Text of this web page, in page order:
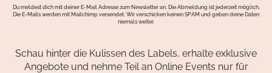
Du meldest dich mit deiner E-Mail Adresse zum Newsletter an. Die Abmeldung ist jederzeit möglich.
Die E-Mails werden mit Mailchimp versendet. Wir verschicken keinen SPAM und geben deine Daten
niemals weiter.
Schau hinter die Kulissen des Labels, erhalte exklusive
Angebote und nehme Teil an Online Events nur für